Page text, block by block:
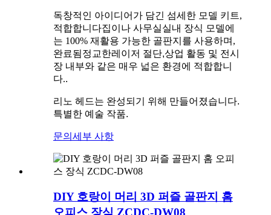
독창적인 아이디어가 담긴 섬세한 모델 키트,
적합합니다집이나 사무실실내 장식 모델에
는 100% 재활용 가능한 골판지를 사용하며,
완료됨정교한레이저 절단,상업 활동 및 전시
장 내부와 같은 매우 넓은 환경에 적합합니
다..
리노 헤드는 완성되기 위해 만들어졌습니다.
특별한 예술 작품.
문의 세부 사항
DIY 호랑이 머리 3D 퍼즐 골판지 홈